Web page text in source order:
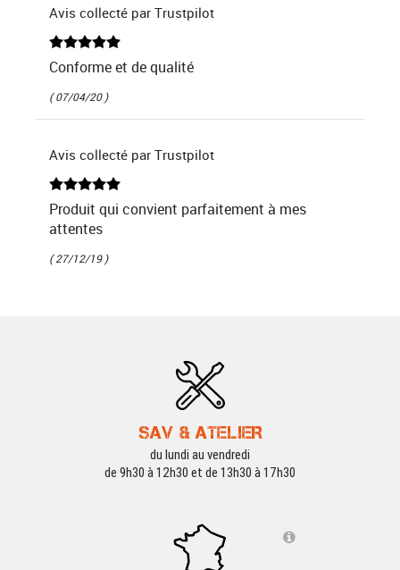
Avis collecté par Trustpilot
Conforme et de qualité
( 07/04/20 )
Avis collecté par Trustpilot
Produit qui convient parfaitement à mes
attentes
( 27/12/19 )
SAV & ATELIER
du lundi au vendredi
de 9h30 à 12h30 et de 13h30 à 17h30